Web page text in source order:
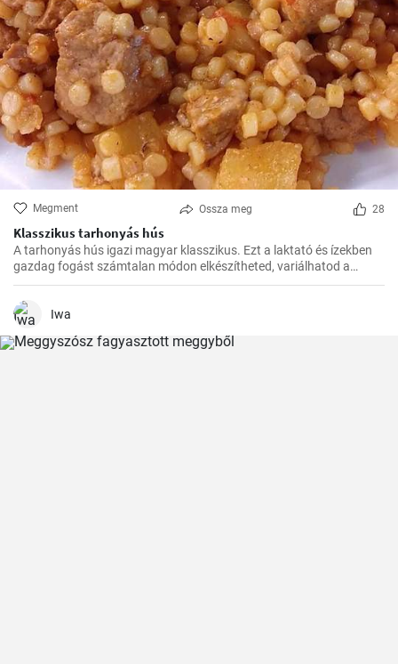
Megment Ossza meg 28
Klasszikus tarhonyás hús
A tarhonyás hús igazi magyar klasszikus. Ezt a laktató és ízekben
gazdag fogást számtalan módon elkészítheted, variálhatod a
húsokat, a zöldségeket ízlés szerint. Jó kísérletezést és jó étvágyat!
Iwa